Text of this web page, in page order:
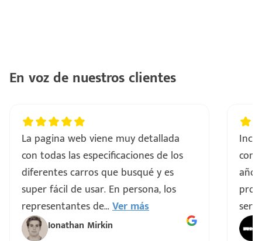
En voz de nuestros clientes
La pagina web viene muy detallada
con todas las especificaciones de los
diferentes carros que busqué y es
super fácil de usar. En persona, los
representantes de...Ver más
Ionathan Mirkin